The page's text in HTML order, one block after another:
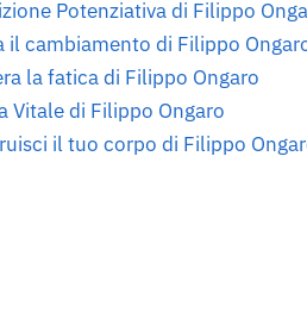
Potenziativa di Filippo
il cambiamento di Filippo
la fatica di Filippo Ongaro
Vitale di Filippo Ongaro
il tuo corpo di Filippo